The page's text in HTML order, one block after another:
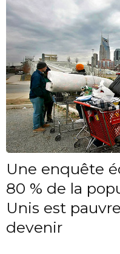
Une enquête
80 % de la
Unis est
devenir